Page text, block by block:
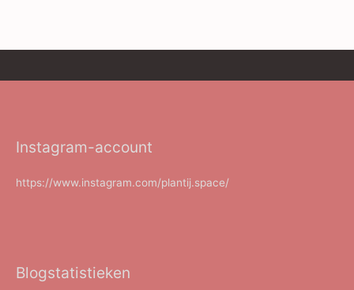
Instagram-account
https://www.instagram.com/plantij.space/
Blogstatistieken